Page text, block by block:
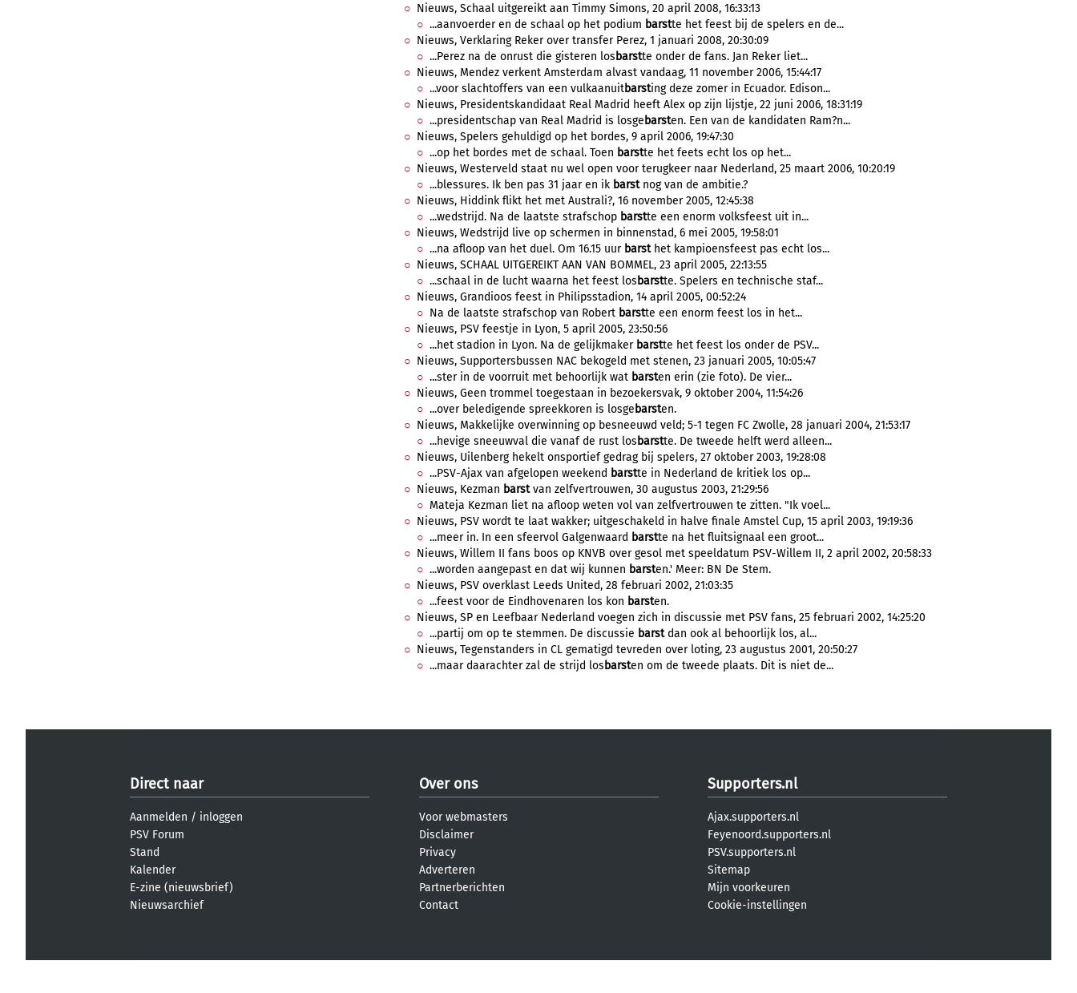
Nieuws, Schaal uitgereikt aan Timmy Simons, 20 april 2008, 16:33:13
...aanvoerder en de schaal op het podium barstte het feest bij de spelers en de...
Nieuws, Verklaring Reker over transfer Perez, 1 januari 2008, 20:30:09
...Perez na de onrust die gisteren los barstte onder de fans. Jan Reker liet...
Nieuws, Mendez verkent Amsterdam alvast vandaag, 11 november 2006, 15:44:17
...voor slachtoffers van een vulkaanuitbarsting deze zomer in Ecuador. Edison...
Nieuws, Presidentskandidaat Real Madrid heeft Alex op zijn lijstje, 22 juni 2006, 18:31:19
...presidentschap van Real Madrid is losge barsten. Een van de kandidaten Ram?n...
Nieuws, Spelers gehuldigd op het bordes, 9 april 2006, 19:47:30
...op het bordes met de schaal. Toen barstte het feets echt los op het...
Nieuws, Westerveld staat nu wel open voor terugkeer naar Nederland, 25 maart 2006, 10:20:19
...blessures. Ik ben pas 31 jaar en ik barstnog van de ambitie.?
Nieuws, Hiddink flikt het met Australi?, 16 november 2005, 12:45:38
...wedstrijd. Na de laatste strafschop barstte een enorm volksfeest uit in...
Nieuws, Wedstrijd live op schermen in binnenstad, 6 mei 2005, 19:58:01
...na afloop van het duel. Om 16.15 uur barsthet kampioensfeest pas echt los...
Nieuws, SCHAAL UITGEREIKT AAN VAN BOMMEL, 23 april 2005, 22:13:55
...schaal in de lucht waarna het feest los barstte. Spelers en technische staf...
Nieuws, Grandioos feest in Philipsstadion, 14 april 2005, 00:52:24
Na de laatste strafschop van Robert barstte een enorm feest los in het...
Nieuws, PSV feestje in Lyon, 5 april 2005, 23:50:56
...het stadion in Lyon. Na de gelijkmaker barstte het feest los onder de PSV...
Nieuws, Supportersbussen NAC bekogeld met stenen, 23 januari 2005, 10:05:47
...ster in de voorruit met behoorlijk wat barsten erin (zie foto). De vier...
Nieuws, Geen trommel toegestaan in bezoekersvak, 9 oktober 2004, 11:54:26
...over beledigende spreekkoren is losge barsten.
Nieuws, Makkelijke overwinning op besneeuwd veld; 5-1 tegen FC Zwolle, 28 januari 2004, 21:53:17
...hevige sneeuwval die vanaf de rust los barstte. De tweede helft werd alleen...
Nieuws, Uilenberg hekelt onsportief gedrag bij spelers, 27 oktober 2003, 19:28:08
...PSV-Ajax van afgelopen weekend barstte in Nederland de kritiek los op...
Nieuws, Kezman barstvan zelfvertrouwen, 30 augustus 2003, 21:29:56
Mateja Kezman liet na afloop weten vol van zelfvertrouwen te zitten. "Ik voel...
Nieuws, PSV wordt te laat wakker; uitgeschakeld in halve finale Amstel Cup, 15 april 2003, 19:19:36
...meer in. In een sfeervol Galgenwaard barstte na het fluitsignaal een groot...
Nieuws, Willem II fans boos op KNVB over gesol met speeldatum PSV-Willem II, 2 april 2002, 20:58:33
...worden aangepast en dat wij kunnen barsten.' Meer: BN De Stem.
Nieuws, PSV overklast Leeds United, 28 februari 2002, 21:03:35
...feest voor de Eindhovenaren los kon barsten.
Nieuws, SP en Leefbaar Nederland voegen zich in discussie met PSV fans, 25 februari 2002, 14:25:20
...partij om op te stemmen. De discussie barstdan ook al behoorlijk los, al...
Nieuws, Tegenstanders in CL gematigd tevreden over loting, 23 augustus 2001, 20:50:27
...maar daarachter zal de strijd los barsten om de tweede plaats. Dit is niet de...
Direct naar
Aanmelden / inloggen
PSV Forum
Stand
Kalender
E-zine (nieuwsbrief)
Nieuwsarchief
Over ons
Voor webmasters
Disclaimer
Privacy
Adverteren
Partnerberichten
Contact
Supporters.nl
Ajax.supporters.nl
Feyenoord.supporters.nl
PSV.supporters.nl
Sitemap
Mijn voorkeuren
Cookie-instellingen